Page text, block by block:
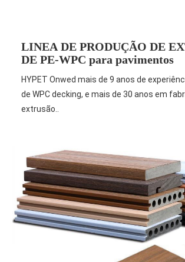
LINEA DE PRODUÇÃO DE
DE PE-WPC para pavimentos
HYPET Onwed mais de 9 anos de
de WPC decking, e mais de 30 anos em
extrusão..